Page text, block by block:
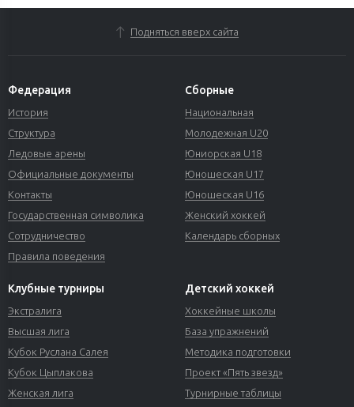
Подняться вверх сайта
Федерация
История
Структура
Ледовые арены
Официальные документы
Контакты
Государственная символика
Сотрудничество
Правила поведения
Сборные
Национальная
Молодежная U20
Юниорская U18
Юношеская U17
Юношеская U16
Женский хоккей
Календарь сборных
Клубные турниры
Экстралига
Высшая лига
Кубок Руслана Салея
Кубок Цыплакова
Женская лига
Детский хоккей
Хоккейные школы
База упражнений
Методика подготовки
Проект «Пять звезд»
Турнирные таблицы